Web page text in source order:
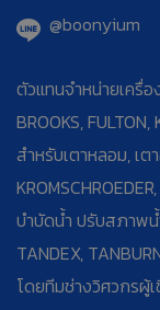
@boonyium
ตัวแทนจำหน่ายเครื่อ
BROOKS,
สำหรับเตาหลอม, เต
บำบัดน้ำ ปรับสภาพ
TANDEX,
โดยทีมช่างวิศวกรผู้